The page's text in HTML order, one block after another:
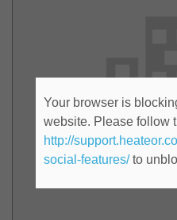
Your browser is
website. Please follow
http://
social-features/to